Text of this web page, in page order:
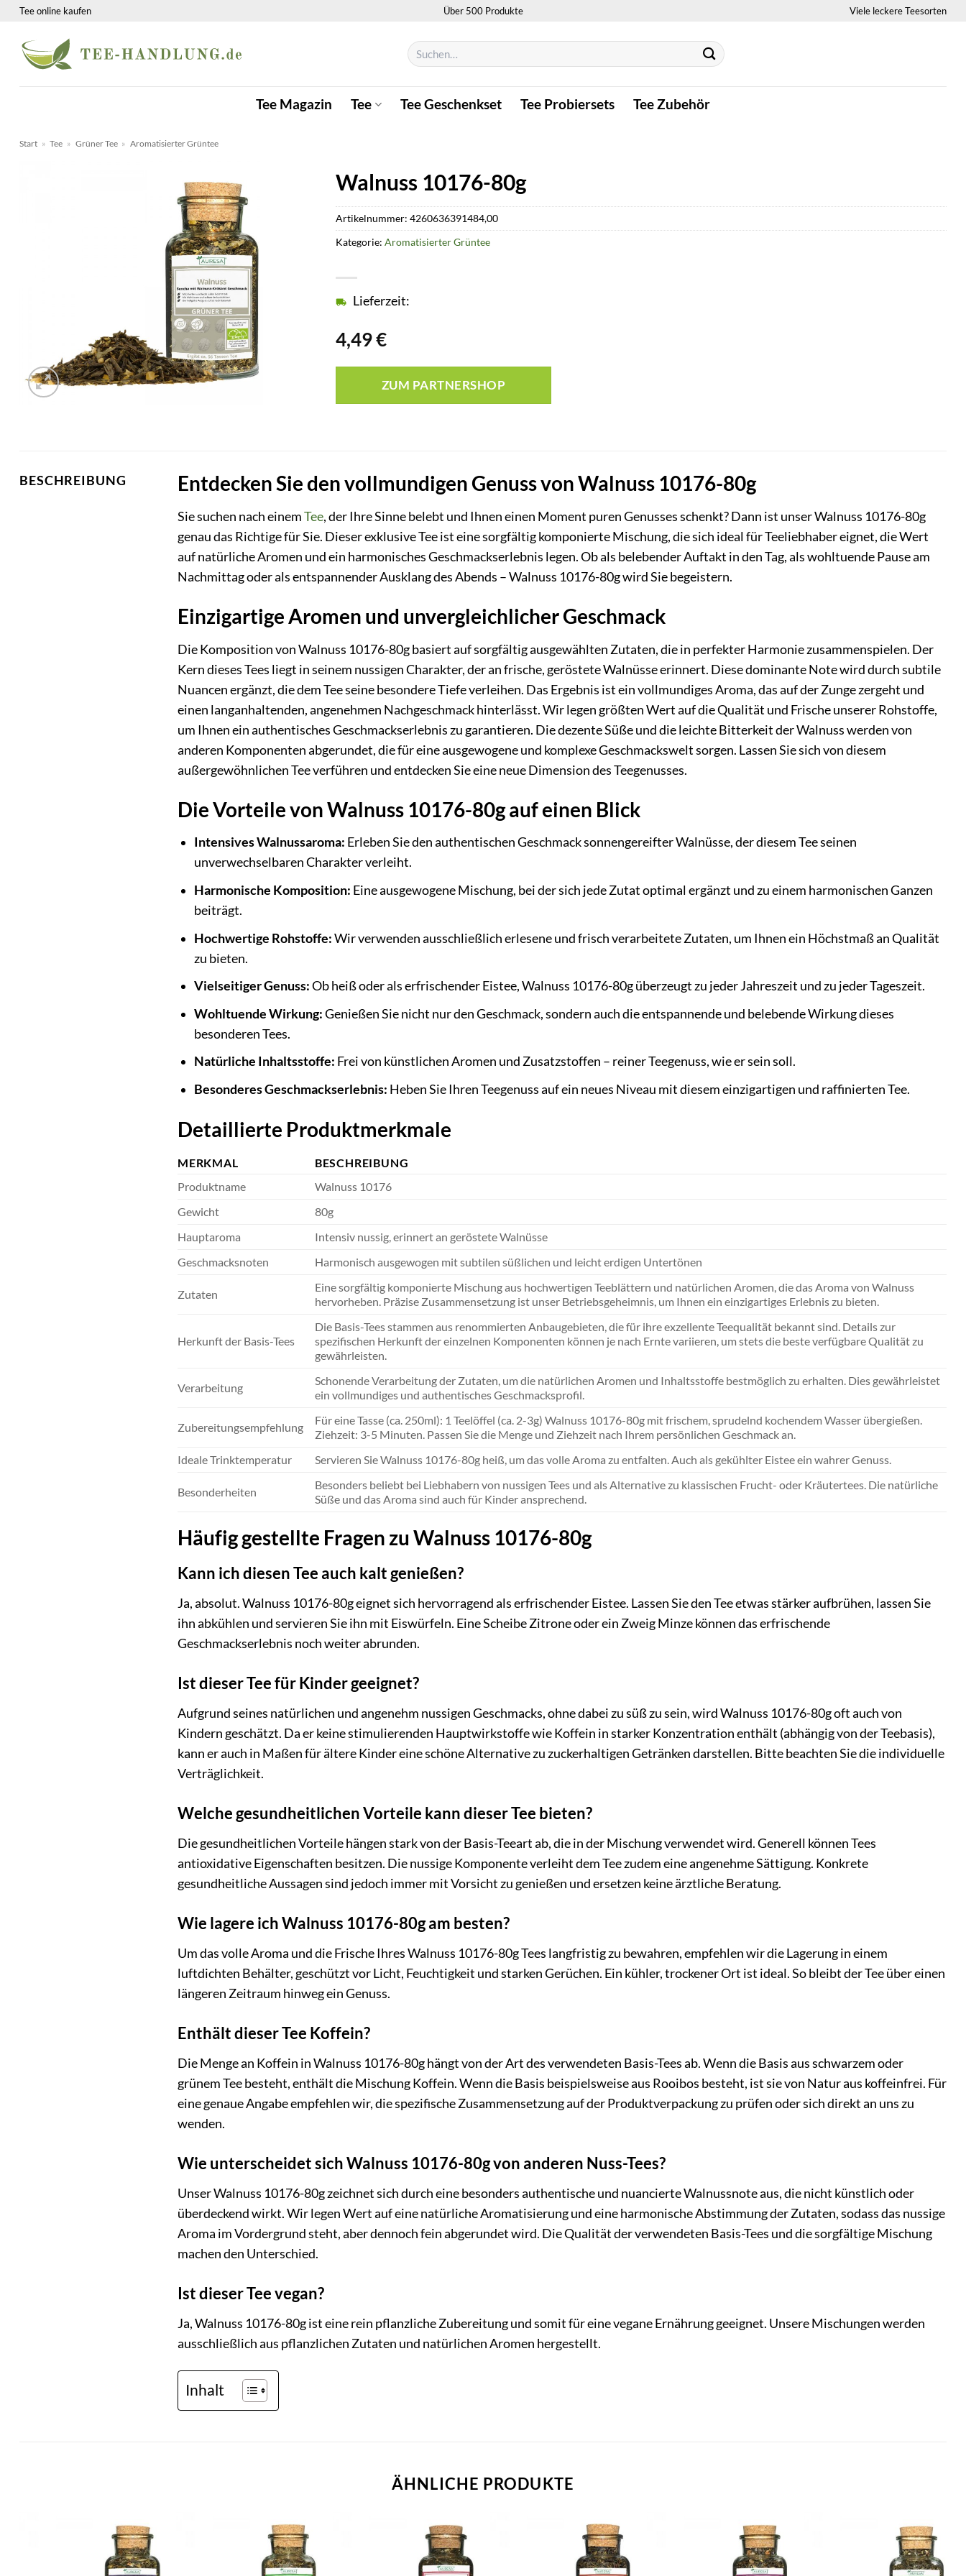
Zum
springen
Tee online kaufen Über 500 Produkte Viele leckere Teesorten
Suchen
nach:
Tee Magazin Tee Tee Geschenkset Tee Probiersets Tee Zubehör
Start » Tee » Grüner Tee » Aromatisierter Grüntee
Walnuss 10176-80g
4,49€
Lieferzeit:
ZUM PARTNERSHOP
Artikelnummer: 4260636391484,00
Kategorie: Aromatisierter Grüntee
BESCHREIBUNG Entdecken Sie den vollmundigen Genuss von Walnuss 10176-80g
Sie suchen nach einemTee, der Ihre Sinne belebt und Ihnen einen Moment puren Genusses schenkt? Dann ist unser Walnuss 10176-80g
genau das Richtige für Sie. Dieser exklusive Tee ist eine sorgfältig komponierte Mischung, die sich ideal für Teeliebhaber eignet, die Wert
auf natürliche Aromen und ein harmonisches Geschmackserlebnis legen. Ob als belebender Auftakt in den Tag, als wohltuende Pause am
Nachmittag oder als entspannender Ausklang des Abends – Walnuss 10176-80g wird Sie begeistern.
Einzigartige Aromen und unvergleichlicher Geschmack
Die Komposition von Walnuss 10176-80g basiert auf sorgfältig ausgewählten Zutaten, die in perfekter Harmonie zusammenspielen. Der
Kern dieses Tees liegt in seinem nussigen Charakter, der an frische, geröstete Walnüsse erinnert. Diese dominante Note wird durch subtile
Nuancen ergänzt, die dem Tee seine besondere Tiefe verleihen. Das Ergebnis ist ein vollmundiges Aroma, das auf der Zunge zergeht und
einen langanhaltenden, angenehmen Nachgeschmack hinterlässt. Wir legen größten Wert auf die Qualität und Frische unserer Rohstoffe,
um Ihnen ein authentisches Geschmackserlebnis zu garantieren. Die dezente Süße und die leichte Bitterkeit der Walnuss werden von
anderen Komponenten abgerundet, die für eine ausgewogene und komplexe Geschmackswelt sorgen. Lassen Sie sich von diesem
außergewöhnlichen Tee verführen und entdecken Sie eine neue Dimension des Teegenusses.
Die Vorteile von Walnuss 10176-80g auf einen Blick
Intensives Walnussaroma: Erleben Sie den authentischen Geschmack sonnengereifter Walnüsse, der diesem Tee seinen
unverwechselbaren Charakter verleiht.
Harmonische Komposition: Eine ausgewogene Mischung, bei der sich jede Zutat optimal ergänzt und zu einem harmonischen Ganzen
beiträgt.
Hochwertige Rohstoffe:Wir verwenden ausschließlich erlesene und frisch verarbeitete Zutaten, um Ihnen ein Höchstmaß an Qualität
zu bieten.
Vielseitiger Genuss:Ob heiß oder als erfrischender Eistee, Walnuss 10176-80g überzeugt zu jeder Jahreszeit und zu jeder Tageszeit.
Wohltuende Wirkung:Genießen Sie nicht nur den Geschmack, sondern auch die entspannende und belebende Wirkung dieses
besonderen Tees.
Natürliche Inhaltsstoffe: Frei von künstlichen Aromen und Zusatzstoffen – reiner Teegenuss, wie er sein soll.
Besonderes Geschmackserlebnis: Heben Sie Ihren Teegenuss auf ein neues Niveau mit diesem einzigartigen und raffinierten Tee.
Detaillierte Produktmerkmale
MERKMAL
BESCHREIBUNG
Produktname
Walnuss 10176
Gewicht
80g
Hauptaroma
Intensiv nussig, erinnert an geröstete Walnüsse
Geschmacksnoten
Harmonisch ausgewogen mit subtilen süßlichen und leicht erdigen Untertönen
Zutaten
Eine sorgfältig komponierte Mischung aus hochwertigen Teeblättern und natürlichen Aromen, die das Aroma von Walnuss
hervorheben. Präzise Zusammensetzung ist unser Betriebsgeheimnis, um Ihnen ein einzigartiges Erlebnis zu bieten.
Herkunft der Basis-Tees
Die Basis-Tees stammen aus renommierten Anbaugebieten, die für ihre exzellente Teequalität bekannt sind. Details zur
spezifischen Herkunft der einzelnen Komponenten können je nach Ernte variieren, um stets die beste verfügbare Qualität zu
gewährleisten.
Verarbeitung
Schonende Verarbeitung der Zutaten, um die natürlichen Aromen und Inhaltsstoffe bestmöglich zu erhalten. Dies gewährleistet
ein vollmundiges und authentisches Geschmacksprofil.
Zubereitungsempfehlung
Für eine Tasse (ca. 250ml): 1 Teelöffel (ca. 2-3g) Walnuss 10176-80g mit frischem, sprudelnd kochendem Wasser übergießen.
Ziehzeit: 3-5 Minuten. Passen Sie die Menge und Ziehzeit nach Ihrem persönlichen Geschmack an.
Ideale Trinktemperatur
Servieren Sie Walnuss 10176-80g heiß, um das volle Aroma zu entfalten. Auch als gekühlter Eistee ein wahrer Genuss.
Besonderheiten
Besonders beliebt bei Liebhabern von nussigen Tees und als Alternative zu klassischen Frucht- oder Kräutertees. Die natürliche
Süße und das Aroma sind auch für Kinder ansprechend.
Häufig gestellte Fragen zu Walnuss 10176-80g
Kann ich diesen Tee auch kalt genießen?
Ja, absolut. Walnuss 10176-80g eignet sich hervorragend als erfrischender Eistee. Lassen Sie den Tee etwas stärker aufbrühen, lassen Sie
ihn abkühlen und servieren Sie ihn mit Eiswürfeln. Eine Scheibe Zitrone oder ein Zweig Minze können das erfrischende
Geschmackserlebnis noch weiter abrunden.
Ist dieser Tee für Kinder geeignet?
Aufgrund seines natürlichen und angenehm nussigen Geschmacks, ohne dabei zu süß zu sein, wird Walnuss 10176-80g oft auch von
Kindern geschätzt. Da er keine stimulierenden Hauptwirkstoffe wie Koffein in starker Konzentration enthält (abhängig von der Teebasis),
kann er auch in Maßen für ältere Kinder eine schöne Alternative zu zuckerhaltigen Getränken darstellen. Bitte beachten Sie die individuelle
Verträglichkeit.
Welche gesundheitlichen Vorteile kann dieser Tee bieten?
Die gesundheitlichen Vorteile hängen stark von der Basis-Teeart ab, die in der Mischung verwendet wird. Generell können Tees
antioxidative Eigenschaften besitzen. Die nussige Komponente verleiht dem Tee zudem eine angenehme Sättigung. Konkrete
gesundheitliche Aussagen sind jedoch immer mit Vorsicht zu genießen und ersetzen keine ärztliche Beratung.
Wie lagere ich Walnuss 10176-80g am besten?
Um das volle Aroma und die Frische Ihres Walnuss 10176-80g Tees langfristig zu bewahren, empfehlen wir die Lagerung in einem
luftdichten Behälter, geschützt vor Licht, Feuchtigkeit und starken Gerüchen. Ein kühler, trockener Ort ist ideal. So bleibt der Tee über einen
längeren Zeitraum hinweg ein Genuss.
Enthält dieser Tee Koffein?
Die Menge an Koffein in Walnuss 10176-80g hängt von der Art des verwendeten Basis-Tees ab. Wenn die Basis aus schwarzem oder
grünem Tee besteht, enthält die Mischung Koffein. Wenn die Basis beispielsweise aus Rooibos besteht, ist sie von Natur aus koffeinfrei. Für
eine genaue Angabe empfehlen wir, die spezifische Zusammensetzung auf der Produktverpackung zu prüfen oder sich direkt an uns zu
wenden.
Wie unterscheidet sich Walnuss 10176-80g von anderen Nuss-Tees?
Unser Walnuss 10176-80g zeichnet sich durch eine besonders authentische und nuancierte Walnussnote aus, die nicht künstlich oder
überdeckend wirkt. Wir legen Wert auf eine natürliche Aromatisierung und eine harmonische Abstimmung der Zutaten, sodass das nussige
Aroma im Vordergrund steht, aber dennoch fein abgerundet wird. Die Qualität der verwendeten Basis-Tees und die sorgfältige Mischung
machen den Unterschied.
Ist dieser Tee vegan?
Ja, Walnuss 10176-80g ist eine rein pflanzliche Zubereitung und somit für eine vegane Ernährung geeignet. Unsere Mischungen werden
ausschließlich aus pflanzlichen Zutaten und natürlichen Aromen hergestellt.
Inhalt
ÄHNLICHE PRODUKTE